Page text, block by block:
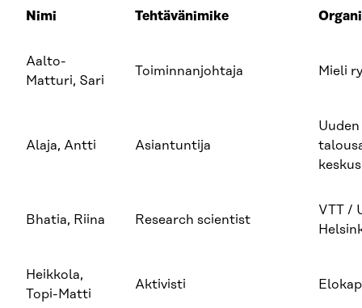
Nimi Tehtävänimike
Aalto-
Matturi, Sari
Toiminnanjohtaja Mieli ry
Alaja, Antti Asiantuntija
Uuden
keskus
Bhatia, Riina Research scientist
VTT /
Heikkola,
Topi-Matti
Aktivisti